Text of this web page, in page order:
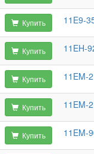
Купить 11E9-
Купить 11EH-
Купить 11EM-
Купить 11EM-
Купить 11EM-